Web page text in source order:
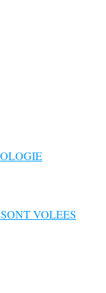
VOLEES